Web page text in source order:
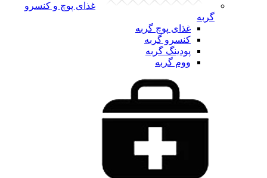
غذای پوچ و کنسرو
گربه
غذای پوچ گربه
کنسرو گربه
پودینگ گربه
ووم گربه